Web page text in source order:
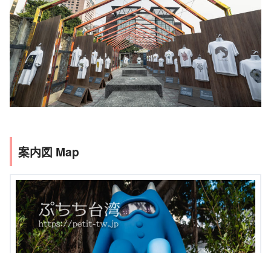
案内図 Map